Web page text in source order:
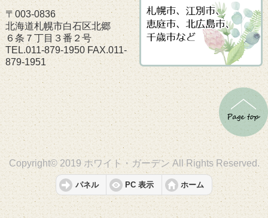
〒003-0836
北海道札幌市白石区北郷
６条７丁目３番２号
TEL.011-879-1950 FAX.011-
879-1951
Copyright© 2019 ホワイト・ガーデン All Rights Reserved.
パネル PC 表示 ホーム